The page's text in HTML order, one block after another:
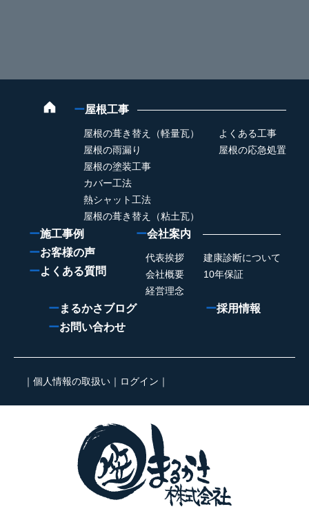
ー屋根工事
屋根の葺き替え（軽量瓦）
屋根の雨漏り
屋根の塗装工事
カバー工法
熱シャット工法
屋根の葺き替え（粘土瓦）
よくある工事
屋根の応急処置
ー施工事例
ーお客様の声
ーよくある質問
ー会社案内
代表挨拶
会社概要
経営理念
建康診断について
10年保証
ーまるかさブログ
ーお問い合わせ
ー採用情報
｜ 個人情報の取扱い ｜ ログイン ｜